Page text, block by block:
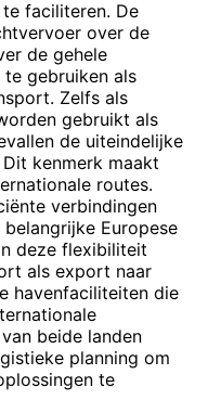
faciliteren. De
over de
de gehele
gebruiken als
Zelfs als
gebruikt als
de uiteindelijke
kenmerk maakt
routes.
verbindingen
Europese
deze flexibiliteit
als export naar
havenfaciliteiten die
beide landen
planning om
te